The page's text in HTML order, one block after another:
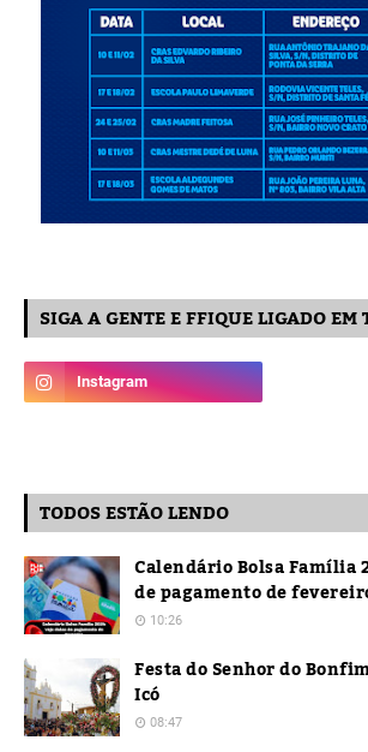
SIGA A GENTE E FFIQUE LIGADO EM
TODOS ESTÃO LENDO
Calendário Bolsa Família
de pagamento de
10:26
Festa do Senhor do
Icó
08:47